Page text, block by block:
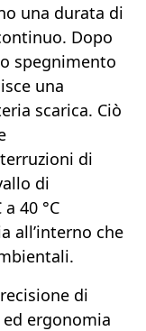
una durata di
Dopo
spegnimento
una
scarica. Ciò
di
di
40 °C
all’interno che
di
ergonomia